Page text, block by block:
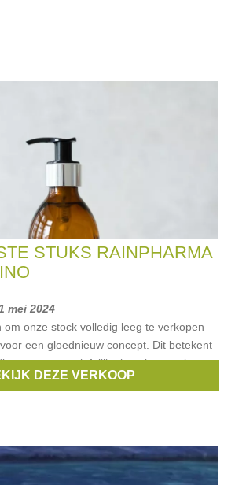
STUKS RAINPHARMA
mei 2024
om onze stock volledig leeg te verkopen
een gloednieuw concept. Dit betekent
van ongelofelijke koopjes op al onze
DEZE VERKOOP